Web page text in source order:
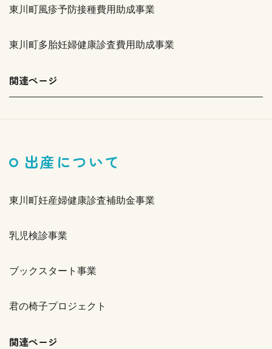
東川町風疹予防接種費用助成事業
東川町多胎妊婦健康診査費用助成事業
関連ページ
出産について
東川町妊産婦健康診査補助金事業
乳児検診事業
ブックスタート事業
君の椅子プロジェクト
関連ページ